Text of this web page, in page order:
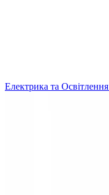
Електрика та Освітлення